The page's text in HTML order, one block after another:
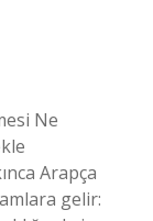
Ne
Arapça
gelir: